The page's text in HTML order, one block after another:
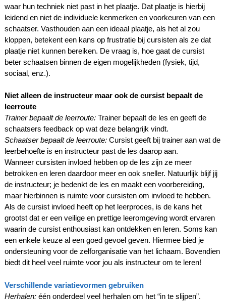
waar hun techniek niet past in het plaatje. Dat plaatje is hierbij
leidend en niet de individuele kenmerken en voorkeuren van een
schaatser. Vasthouden aan een ideaal plaatje, als het al zou
kloppen, betekent een kans op frustratie bij cursisten als ze dat
plaatje niet kunnen bereiken. De vraag is, hoe gaat de cursist
beter schaatsen binnen de eigen mogelijkheden (fysiek, tijd,
sociaal, enz.).
Niet alleen de instructeur maar ook de cursist bepaalt de
leerroute
Trainer bepaalt de leerroute:Trainer bepaalt de les en geeft de
schaatsers feedback op wat deze belangrijk vindt.
Schaatser bepaalt de leerroute:Cursist geeft bij trainer aan wat de
leerbehoefte is en instructeur past de les daarop aan.
Wanneer cursisten invloed hebben op de les zijn ze meer
betrokken en leren daardoor meer en ook sneller. Natuurlijk blijf jij
de instructeur; je bedenkt de les en maakt een voorbereiding,
maar hierbinnen is ruimte voor cursisten om invloed te hebben.
Als de cursist invloed heeft op het leerproces, is de kans het
grootst dat er een veilige en prettige leeromgeving wordt ervaren
waarin de cursist enthousiast kan ontdekken en leren. Soms kan
een enkele keuze al een goed gevoel geven. Hiermee bied je
ondersteuning voor de zelforganisatie van het lichaam. Bovendien
biedt dit heel veel ruimte voor jou als instructeur om te leren!
Verschillende variatievormen gebruiken
Herhalen:één onderdeel veel herhalen om het “in te slijpen”.